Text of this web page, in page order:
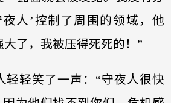
人’控制了周围的领域，他
大了，我被压得死死的！”
轻轻笑了一声：“守夜人很快